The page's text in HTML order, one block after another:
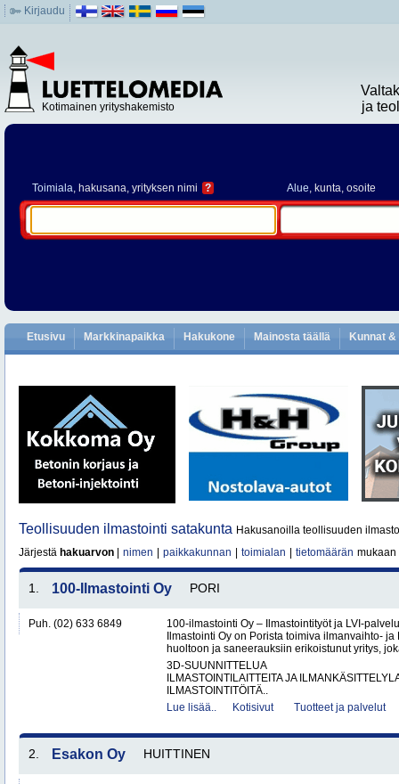
Kirjaudu
Kotimainen yrityshakemisto
ja
Toimiala, hakusana, yrityksen nimi ? Alue, kunta, osoite
Etusivu Markkinapaikka Hakukone Mainosta täällä Kunnat
Teollisuuden ilmastointi satakunta Hakusanoilla teollisuuden
Järjestä hakuarvon nimen paikkakunnan toimialan tietomäärän mukaan
1. 100-Ilmastointi Oy PORI
Puh. (02) 633 6849
100-ilmastointi Oy – Ilmastointityöt ja LVI-
Ilmastointi Oy on Porista toimiva ilmanvaihto-
huoltoon ja saneerauksiin erikoistunut yritys,
3D-SUUNNITTELUA
ILMASTOINTILAITTEITA JA
ILMASTOINTITÖITÄ..
Lue lisää..
Kotisivut Tuotteet ja palvelut
2. Esakon Oy HUITTINEN